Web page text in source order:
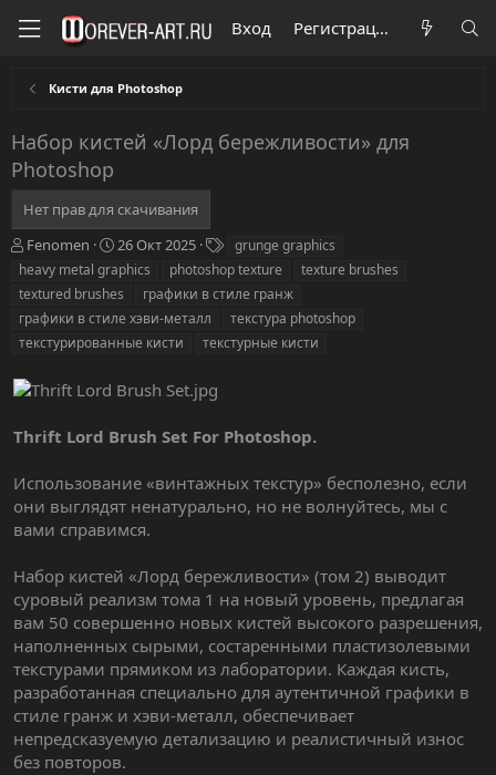
Вход Регистрация
Кисти для Photoshop
Набор кистей «Лорд бережливости» для
Photoshop
Нет прав для скачивания
А
в
о
р
Fenomen
Д
а
т
а
с
о
д
и
26 Окт 2025
е
г
и
grunge graphics
heavy metal graphics
photoshop texture
texture brushes
textured brushes
графики в стиле гранж
графики в стиле хэви-металл
текстура photoshop
текстурированные кисти
текстурные кисти
Thrift Lord Brush Set For Photoshop.
Использование «винтажных текстур» бесполезно, если
они выглядят ненатурально, но не волнуйтесь, мы с
вами справимся.
Набор кистей «Лорд бережливости» (том 2) выводит
суровый реализм тома 1 на новый уровень, предлагая
вам 50 совершенно новых кистей высокого разрешения,
наполненных сырыми, состаренными пластизолевыми
текстурами прямиком из лаборатории. Каждая кисть,
разработанная специально для аутентичной графики в
стиле гранж и хэви-металл, обеспечивает
непредсказуемую детализацию и реалистичный износ
без повторов.